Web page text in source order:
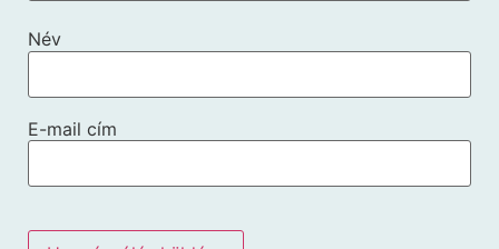
Név
E-mail cím